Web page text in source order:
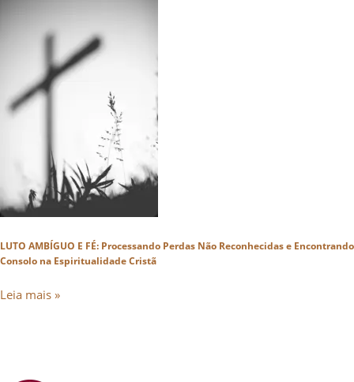
LUTO AMBÍGUO E FÉ: Processando Perdas Não Reconhecidas e Encontrando
Consolo na Espiritualidade Cristã
Leia mais »